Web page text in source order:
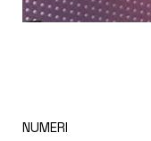
NUMERI